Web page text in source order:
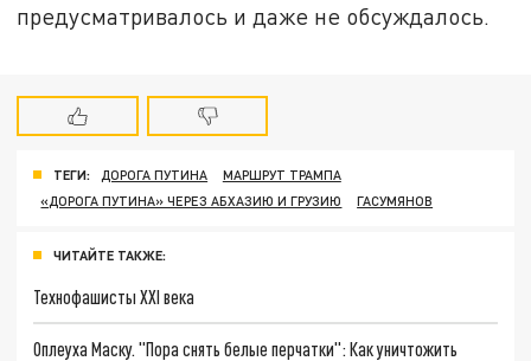
предусматривалось и даже не обсуждалось.
ТЕГИ: ДОРОГА ПУТИНА
МАРШРУТ ТРАМПА
«ДОРОГА ПУТИНА» ЧЕРЕЗ АБХАЗИЮ И ГРУЗИЮ
ГАСУМЯНОВ
ЧИТАЙТЕ ТАКЖЕ:
Технофашисты XXI века
Оплеуха Маску. "Пора снять белые перчатки": Как уничтожить